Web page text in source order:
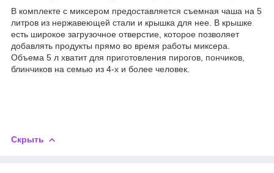
В комплекте с миксером предоставляется съемная чаша на 5
литров из нержавеющей стали и крышка для нее. В крышке
есть широкое загрузочное отверстие, которое позволяет
добавлять продукты прямо во время работы миксера.
Объема 5 л хватит для приготовления пирогов, пончиков,
блинчиков на семью из 4-х и более человек.
Скрыть